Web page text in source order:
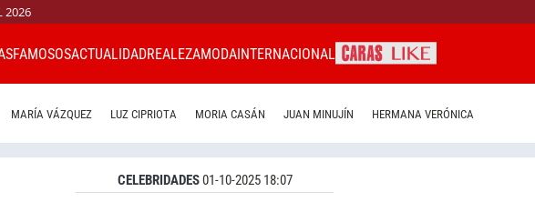
2026
FAMOSOSACTUALIDADREALEZAMODAINTERNACIONAL
MARÍA VÁZQUEZ LUZ CIPRIOTA MORIA CASÁN JUAN MINUJÍN HERMANA VERÓNICA
CELEBRIDADES01-10-2025 18:07